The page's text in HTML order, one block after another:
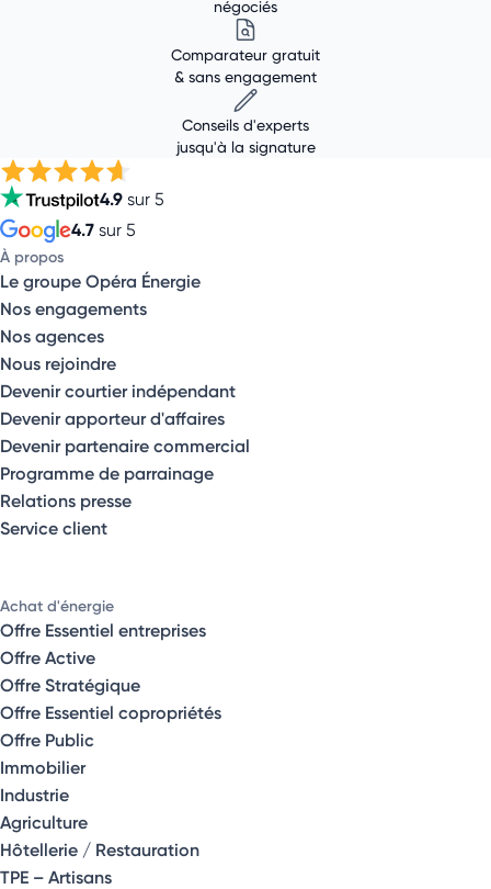
négociés
Comparateur gratuit
& sans engagement
Conseils d'experts
jusqu'à la signature
4.9 sur 5
4.7 sur 5
À propos
Le groupe Opéra Énergie
Nos engagements
Nos agences
Nous rejoindre
Devenir courtier indépendant
Devenir apporteur d'affaires
Devenir partenaire commercial
Programme de parrainage
Relations presse
Service client
Achat d'énergie
Offre Essentiel entreprises
Offre Active
Offre Stratégique
Offre Essentiel copropriétés
Offre Public
Immobilier
Industrie
Agriculture
Hôtellerie / Restauration
TPE – Artisans